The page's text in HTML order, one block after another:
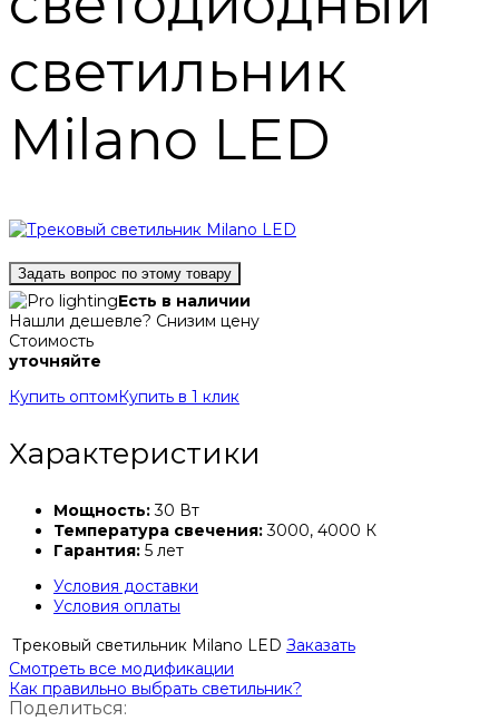
светильник
Milano LED
Задать вопрос по этому товару
Есть в наличии
Нашли дешевле? Снизим цену
Стоимость
уточняйте
Купить оптом Купить в 1 клик
Характеристики
Мощность:30 Вт
Температура свечения:3000, 4000 К
Гарантия: 5 лет
Условия доставки
Условия оплаты
Трековый светильник Milano LED Заказать
Смотреть все модификации
Как правильно выбрать светильник?
Поделиться: